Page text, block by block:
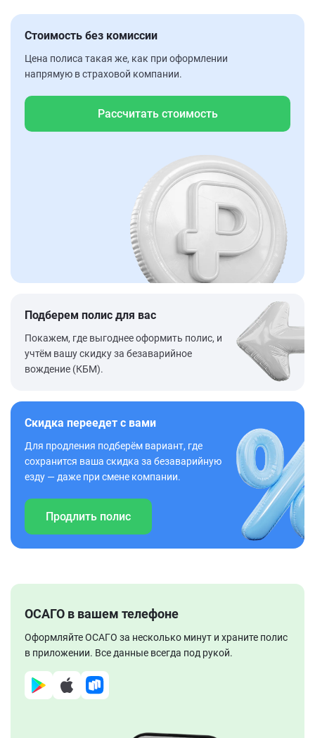
Стоимость без комиссии
Цена полиса такая же, как при оформлении
напрямую в страховой компании.
Рассчитать стоимость
Подберем полис для вас
Покажем, где выгоднее оформить полис, и
учтём вашу скидку за безаварийное
вождение (КБМ).
Скидка переедет с вами
Для продления подберём вариант, где
сохранится ваша скидка за безаварийную
езду — даже при смене компании.
Продлить полис
ОСАГО в вашем телефоне
Оформляйте ОСАГО за несколько минут и храните полис
в приложении. Все данные всегда под рукой.